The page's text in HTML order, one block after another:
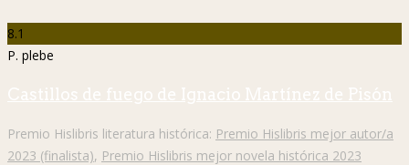
8.1
P. plebe
Castillos de fuego de Ignacio Martínez de Pisón
Premio Hislibris literatura histórica: Premio Hislibris mejor autor/a
2023 (finalista), Premio Hislibris mejor novela histórica 2023